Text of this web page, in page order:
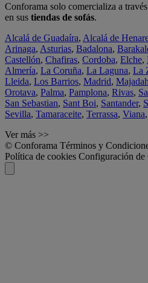
Conforama solo comercializa a
en sus tiendas de sofás.
Alcalá de Guadaíra, Alcalá de
Arinaga, Asturias, Badalona,
Castellón, Chafiras, Cordoba, Elche,
Almería, La Coruña, La Laguna, La
Lleida, Los Barrios, Madrid,
Orotava, Palma, Pamplona, Rivas,
San Sebastian, Sant Boi, Santander,
Sevilla, Tamaraceite, Terrassa, Viana,
Ver más >>
© Conforama Términos y
Política de cookies Configuración de